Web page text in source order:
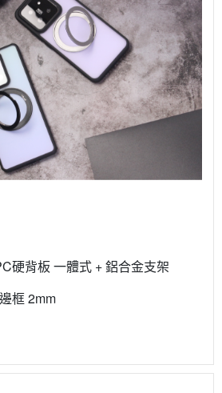
硬背板 一體式 + 鋁合金支架
框 2mm